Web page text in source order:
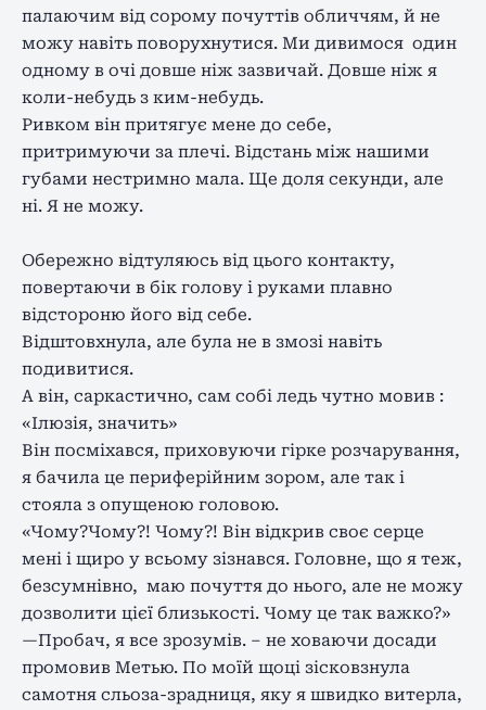
палаючим від сорому почуттів обличчям, й не
можу навіть поворухнутися. Ми дивимося один
одному в очі довше ніж зазвичай. Довше ніж я
коли-небудь з ким-небудь.
Ривком він притягує мене до себе,
притримуючи за плечі. Відстань між нашими
губами нестримно мала. Ще доля секунди, але
ні. Я не можу.
Обережно відтуляюсь від цього контакту,
повертаючи в бік голову і руками плавно
відстороню його від себе.
Відштовхнула, але була не в змозі навіть
подивитися.
А він, саркастично, сам собі ледь чутно мовив :
«Ілюзія, значить»
Він посміхався, приховуючи гірке розчарування,
я бачила це периферійним зором, але так і
стояла з опущеною головою.
«Чому?Чому?! Чому?! Він відкрив своє серце
мені і щиро у всьому зізнався. Головне, що я теж,
безсумнівно, маю почуття до нього, але не можу
дозволити цієї близькості. Чому це так важко?»
—Пробач, я все зрозумів. – не ховаючи досади
промовив Метью. По моїй щоці зісковзнула
самотня сльоза-зрадниця, яку я швидко витерла,